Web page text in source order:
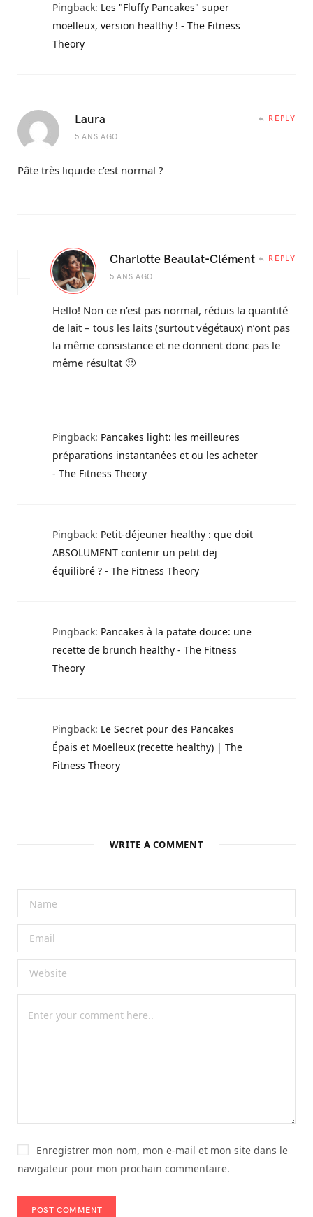
Pingback: Les "Fluffy Pancakes" super
moelleux, version healthy ! - The Fitness
Theory
Laura
5 ANS AGO
REPLY
Pâte très liquide c’est normal ?
Charlotte Beaulat-Clément
5 ANS AGO
REPLY
Hello! Non ce n’est pas normal, réduis la quantité
de lait – tous les laits (surtout végétaux) n’ont pas
la même consistance et ne donnent donc pas le
même résultat 🙂
Pingback: Pancakes light: les meilleures
préparations instantanées et ou les acheter
- The Fitness Theory
Pingback: Petit-déjeuner healthy : que doit
ABSOLUMENT contenir un petit dej
équilibré ? - The Fitness Theory
Pingback: Pancakes à la patate douce: une
recette de brunch healthy - The Fitness
Theory
Pingback: Le Secret pour des Pancakes
Épais et Moelleux (recette healthy) | The
Fitness Theory
WRITE A COMMENT
Enregistrer mon nom, mon e-mail et mon site dans le
navigateur pour mon prochain commentaire.